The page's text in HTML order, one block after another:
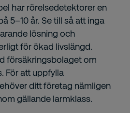
har rörelsedetektorer en
5–10 år. Se till så att inga
lösning och
för ökad livslängd.
försäkringsbolaget om
För att uppfylla
ditt företag nämligen
gällande larmklass.